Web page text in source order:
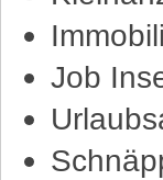
Job